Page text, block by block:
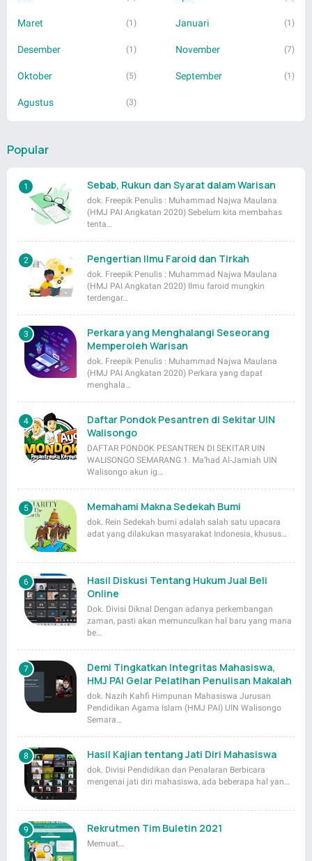
Maret (1) Januari (1)
Desember (1) November (7)
Oktober (5) September (1)
Agustus (3)
Popular
Sebab, Rukun dan Syarat dalam Warisan
dok. Freepik Penulis : Muhammad Najwa Maulana
(HMJ PAI Angkatan 2020) Sebelum kita membahas
tenta…
Pengertian Ilmu Faroid dan Tirkah
dok. Freepik Penulis : Muhammad Najwa Maulana
(HMJ PAI Angkatan 2020) Ilmu faroid mungkin
terdengar…
Perkara yang Menghalangi Seseorang
Memperoleh Warisan
dok. Freepik Penulis : Muhammad Najwa Maulana
(HMJ PAI Angkatan 2020) Perkara yang dapat
menghala…
Daftar Pondok Pesantren di Sekitar UIN
Walisongo
DAFTAR PONDOK PESANTREN DI SEKITAR UIN
WALISONGO SEMARANG 1. Ma’had Al-Jamiah UIN
Walisongo akun ig…
Memahami Makna Sedekah Bumi
dok. Rein Sedekah bumi adalah salah satu upacara
adat yang dilakukan masyarakat Indonesia, khusus…
Hasil Diskusi Tentang Hukum Jual Beli
Online
Dok. Divisi Diknal Dengan adanya perkembangan
zaman, pasti akan memunculkan hal baru yang mana
be…
Demi Tingkatkan Integritas Mahasiswa,
HMJ PAI Gelar Pelatihan Penulisan Makalah
dok. Nazih Kahfi Himpunan Mahasiswa Jurusan
Pendidikan Agama Islam (HMJ PAI) UIN Walisongo
Semara…
Hasil Kajian tentang Jati Diri Mahasiswa
dok. Divisi Pendidikan dan Penalaran Berbicara
mengenai jati diri mahasiswa, ada beberapa hal yan…
Rekrutmen Tim Buletin 2021
Memuat…